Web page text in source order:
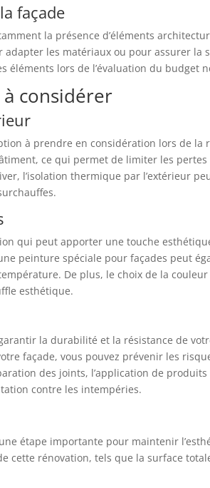
façade
la présence d’éléments
les matériaux ou pour assurer
éléments lors de l’évaluation du budget
considérer
à prendre en considération lors de
ce qui permet de limiter les
l’isolation thermique par l’extérieur
qui peut apporter une touche
peinture spéciale pour façades peut
De plus, le choix de la
esthétique.
la durabilité et la résistance de
façade, vous pouvez prévenir les
des joints, l’application de
contre les intempéries.
étape importante pour maintenir
cette rénovation, tels que la surface